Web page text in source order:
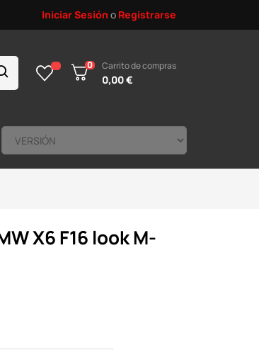
Iniciar Sesión o Registrarse
0 Carrito de compras
0,00 €
X6 F16 look M-